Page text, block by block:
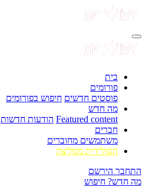
בית
פורומים
פוסטים חדשים חיפוש בפורומים
מה חדש
Featured content הודעות חדשות
חברים
משתמשים מחוברים
הסולידית ממליצה
התחבר הירשם
מה חדש? חיפוש